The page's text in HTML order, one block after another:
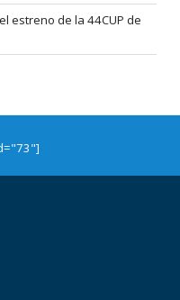
estreno de la 44CUP de